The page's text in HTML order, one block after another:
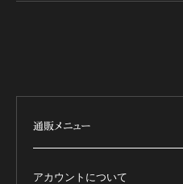
通販メニュー
アカウントについて